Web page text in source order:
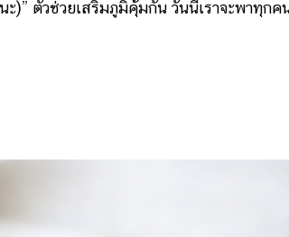
)” ตัวช่วยเสริมภูมิคุ้มกัน วันนี้เราจะพาทุกค